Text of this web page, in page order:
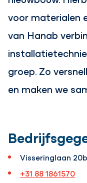
voor materialen
van Hanab
groep. Zo
en maken we
Visseringlaan
+31 88 1861570